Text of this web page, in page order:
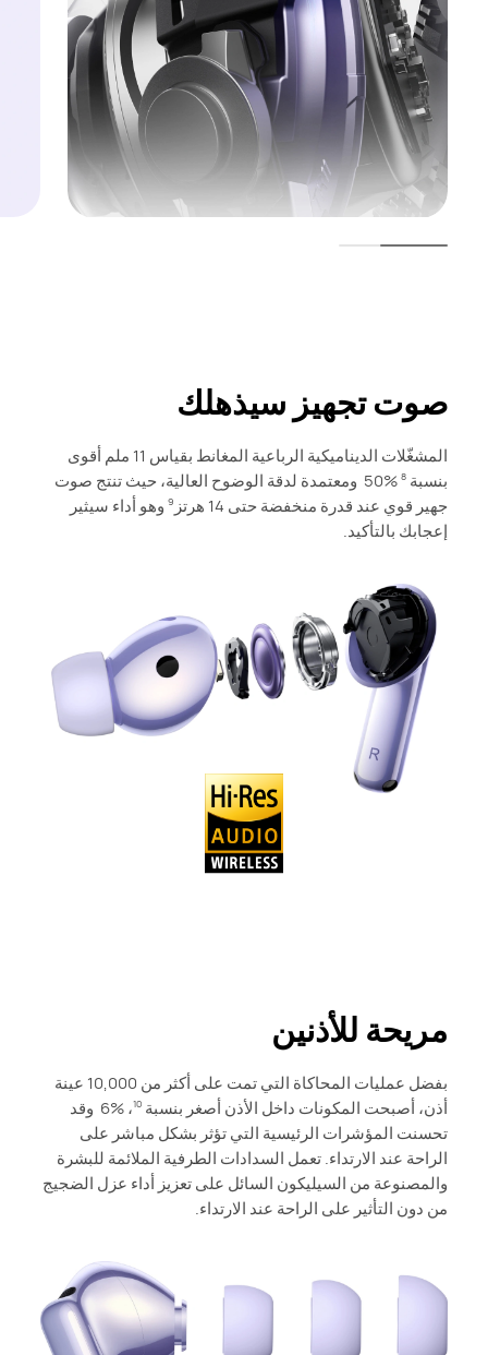
صوت تجهيز سيذهلك
المشغّلات الديناميكية الرباعية المغانط بقياس 11 ملم أقوى
بنسبة ‎ 50% ‎8
ومعتمدة لدقة الوضوح العالية، حيث تنتج صوت
جهير قوي عند قدرة منخفضة حتى 14 هرتز
9 وهو أداء سيثير
إعجابك بالتأكيد.
مريحة للأذنين
بفضل عمليات المحاكاة التي تمت على أكثر من 10,000 عينة
أذن، أصبحت المكونات داخل الأذن أصغر بنسبة ‎ 6% ‎،10
وقد
تحسنت المؤشرات الرئيسية التي تؤثر بشكل مباشر على
الراحة عند الارتداء. تعمل السدادات الطرفية الملائمة للبشرة
والمصنوعة من السيليكون السائل على تعزيز أداء عزل الضجيج
من دون التأثير على الراحة عند الارتداء.